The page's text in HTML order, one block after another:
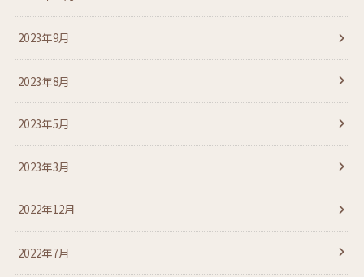
2023年9月
2023年8月
2023年5月
2023年3月
2022年12月
2022年7月